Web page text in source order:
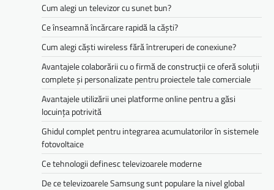
Cum alegi un televizor cu sunet bun?
Ce înseamnă încărcare rapidă la căști?
Cum alegi căști wireless fără întreruperi de conexiune?
Avantajele colaborării cu o firmă de construcții ce oferă soluții
complete și personalizate pentru proiectele tale comerciale
Avantajele utilizării unei platforme online pentru a găsi
locuința potrivită
Ghidul complet pentru integrarea acumulatorilor în sistemele
fotovoltaice
Ce tehnologii definesc televizoarele moderne
De ce televizoarele Samsung sunt populare la nivel global